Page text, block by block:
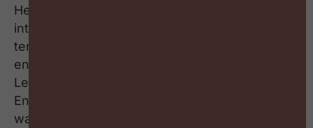
Het volstaat niet om te kijken hoe vacatures
intern opgevuld kunnen worden op korte
termijn. We moeten ook verder in de tijd kijken
en inzetten op ‘gestuurde mobiliteit’.
Leidinggevenden spelen hierin een grote rol.
En budget is een vierde mogelijke reden
waarom interne mobiliteit nog niet de aandacht